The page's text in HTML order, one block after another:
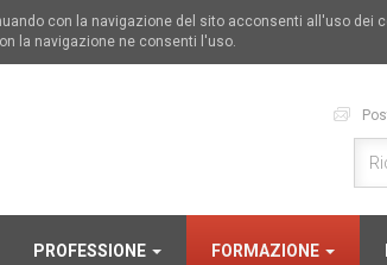
con la navigazione del sito acconsenti all'uso dei
la navigazione ne consenti l'uso.
PROFESSIONE FORMAZIONE